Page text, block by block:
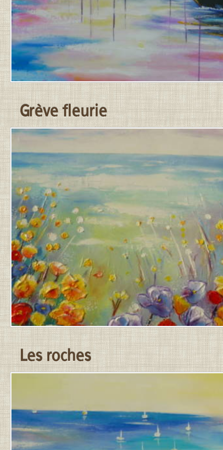
Grève fleurie
PUBLIÉ
31
MARS
PAR
JEAN-
PIERRE.
Les roches
MARS
2026
JEAN-